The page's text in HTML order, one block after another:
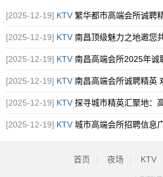
[2025-12-19] KTV 繁华都市高端会所诚聘
[2025-12-19] KTV 南昌顶级魅力之地邀您
[2025-12-19] KTV 南昌高端会所2025年诚
[2025-12-19] KTV 南昌高端会所诚聘精英
[2025-12-19] KTV 探寻城市精英汇聚地：
[2025-12-19] KTV 城市高端会所招聘信息
首页 夜场 KTV